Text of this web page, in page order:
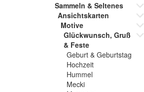
Sammeln & Seltenes
Ansichtskarten
Motive
Glückwunsch, Gruß
& Feste
Geburt & Geburtstag
Hochzeit
Hummel
Mecki